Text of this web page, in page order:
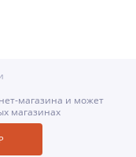
магазина и может
магазинах